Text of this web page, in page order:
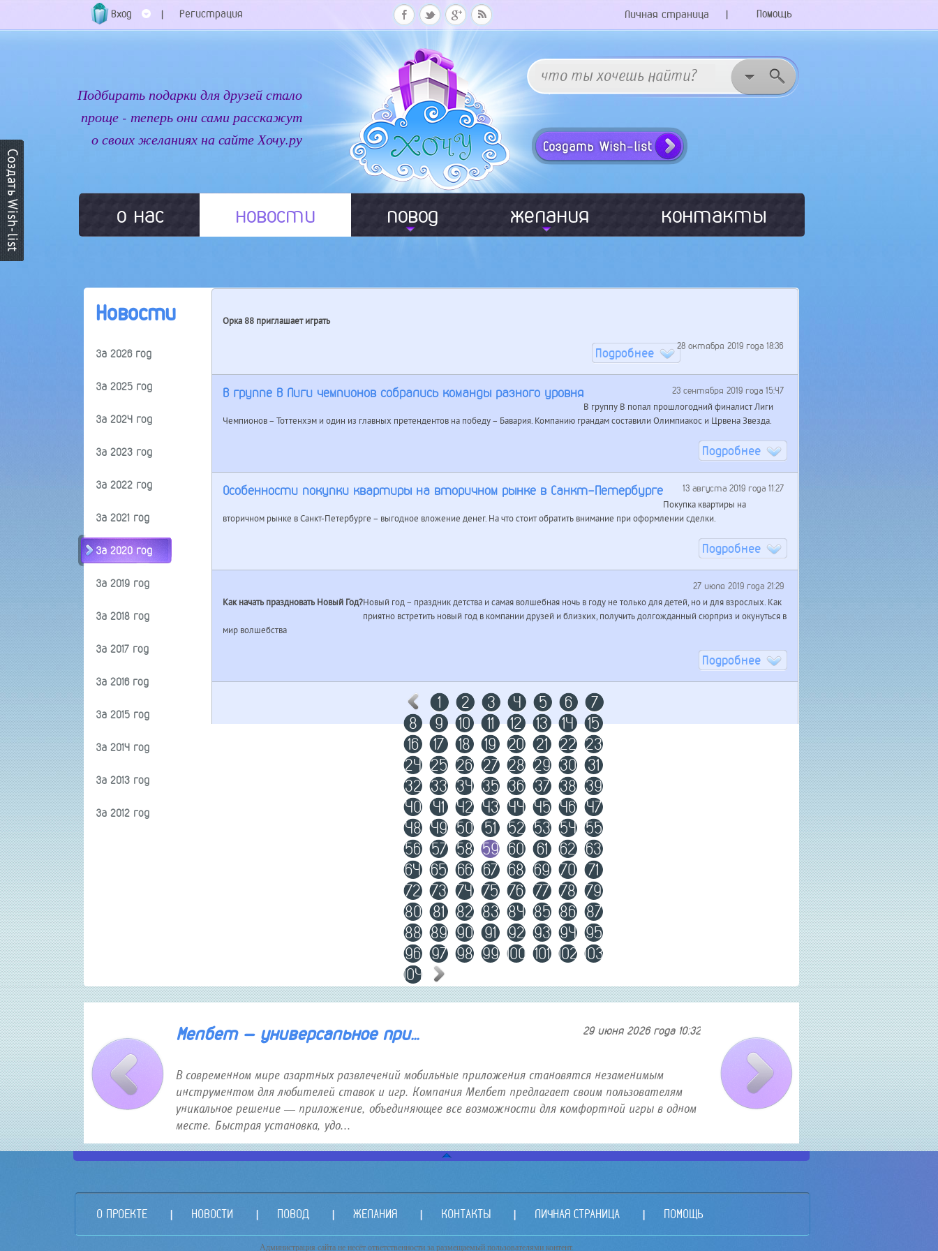
Помощь
Вход | Регистрация |
Личная страница
Подбирать подарки для друзей стало
проще - теперь они сами расскажут
о своих желаниях на сайте Хочу.ру
о нас новости повод желания контакты
Новости
За 2026 год
За 2025 год
За 2024 год
За 2023 год
За 2022 год
За 2021 год
За 2020 год
За 2019 год
За 2018 год
За 2017 год
За 2016 год
За 2015 год
За 2014 год
За 2013 год
За 2012 год
Орка 88 приглашает играть
28 октября 2019 года 18:36
Подробнее
В группе B Лиги чемпионов собрались команды разного уровня
23 сентября 2019 года 15:47
В группу B попал прошлогодний финалист Лиги
Чемпионов – Тоттенхэм и один из главных претендентов на победу – Бавария. Компанию грандам составили Олимпиакос и Црвена Звезда.
Подробнее
Особенности покупки квартиры на вторичном рынке в Санкт-Петербурге
13 августа 2019 года 11:27
Покупка квартиры на
вторичном рынке в Санкт-Петербурге – выгодное вложение денег. На что стоит обратить внимание при оформлении сделки.
Подробнее
Как начать праздновать Новый Год?
27 июля 2019 года 21:29
Новый год – праздник детства и самая волшебная ночь в году не только для детей, но и для взрослых. Как
приятно встретить новый год в компании друзей и близких, получить долгожданный сюрприз и окунуться в
мир волшебства
Подробнее
1 2 3 4 5 6
7
8
9 10 11 12 13 14
15
16
17 18 19 20 21 22 23
24 25 26 27 28 29 30
31
32 33 34 35 36 37 38 39
40
41 42 43 44 45 46 47
48 49 50 51 52 53 54 55
56 57 58 59 60 61 62 63
64 65 66 67 68 69 70
71
72 73 74 75 76 77 78 79
80
81 82 83 84 85 86 87
88 89 90 91 92 93 94 95
96 97 98 99 100 101 102 103
104
30 января 2026 года 12:16
Мелбет — универсальное при... 29 июня 2026 года 10:32
В современном мире азартных развлечений мобильные приложения становятся незаменимым
инструментом для любителей ставок и игр. Компания Мелбет предлагает своим пользователям
уникальное решение — приложение, объединяющее все возможности для комфортной игры в одном
месте. Быстрая установка, удо...
Как найти и приобрести
В современном мире полеты становятся
искать авиабилеты по выгодным ценам.
то эта статья именно для вас. В ней я
о секретных трюка...
О ПРОЕКТЕ НОВОСТИ ПОВОД ЖЕЛАНИЯ КОНТАКТЫ ЛИЧНАЯ СТРАНИЦА ПОМОЩЬ
Администрация сайта не несёт ответственности за размещаемый пользователями контент.